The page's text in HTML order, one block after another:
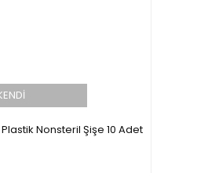
Nonsteril Şişe 10 Adet